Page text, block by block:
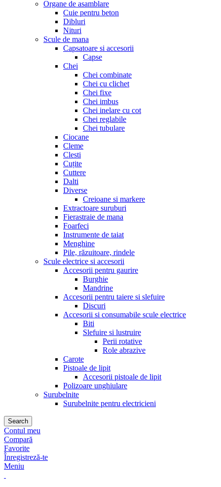
Organe de asamblare
Cuie pentru beton
Dibluri
Nituri
Scule de mana
Capsatoare si accesorii
Capse
Chei
Chei combinate
Chei cu clichet
Chei fixe
Chei imbus
Chei inelare cu cot
Chei reglabile
Chei tubulare
Ciocane
Cleme
Clesti
Cuțite
Cuttere
Dalti
Diverse
Creioane si markere
Extractoare suruburi
Fierastraie de mana
Foarfeci
Instrumente de taiat
Menghine
Pile, răzuitoare, rindele
Scule electrice si accesorii
Accesorii pentru gaurire
Burghie
Mandrine
Accesorii pentru taiere si slefuire
Discuri
Accesorii si consumabile scule electrice
Biti
Slefuire si lustruire
Perii rotative
Role abrazive
Carote
Pistoale de lipit
Accesorii pistoale de lipit
Polizoare unghiulare
Surubelnite
Surubelnite pentru electricieni
Search
Contul meu
Compară
Favorite
Înregistreză-te
Meniu